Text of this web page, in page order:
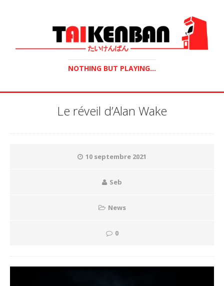
NOTHING BUT PLAYING...
Le réveil d’Alan Wake
10 septembre 2021
Seb
News
0